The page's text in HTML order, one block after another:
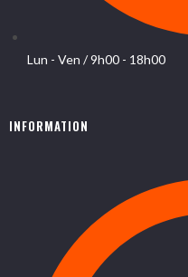
Lun - Ven / 9h00 - 18h00
INFORMATION